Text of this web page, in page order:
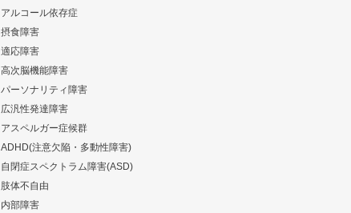
アルコール依存症
摂食障害
適応障害
高次脳機能障害
パーソナリティ障害
広汎性発達障害
アスペルガー症候群
ADHD(注意欠陥・多動性障害)
自閉症スペクトラム障害(ASD)
肢体不自由
内部障害